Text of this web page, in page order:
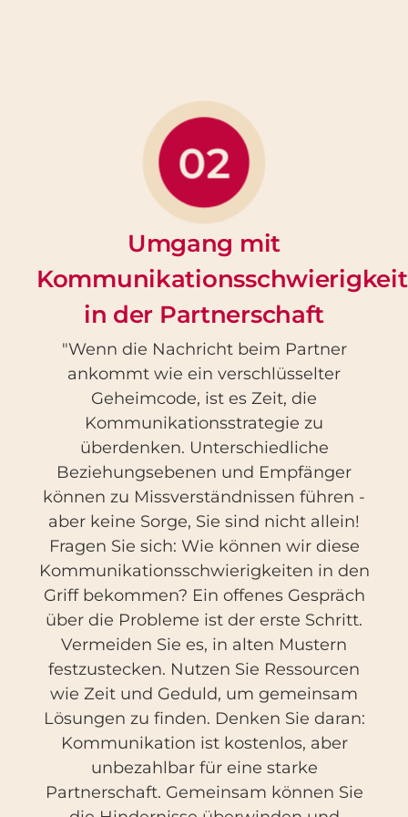
02
Umgang mit
in der Partnerschaft
"Wenn die Nachricht beim Partner
ankommt wie ein verschlüsselter
Geheimcode, ist es Zeit, die
Kommunikationsstrategie zu
überdenken. Unterschiedliche
Beziehungsebenen und Empfänger
können zu Missverständnissen führen -
aber keine Sorge, Sie sind nicht allein!
Fragen Sie sich: Wie können wir diese
Kommunikationsschwierigkeiten in den
Griff bekommen? Ein offenes Gespräch
über die Probleme ist der erste Schritt.
Vermeiden Sie es, in alten Mustern
festzustecken. Nutzen Sie Ressourcen
wie Zeit und Geduld, um gemeinsam
Lösungen zu finden. Denken Sie daran:
Kommunikation ist kostenlos, aber
unbezahlbar für eine starke
Partnerschaft. Gemeinsam können Sie